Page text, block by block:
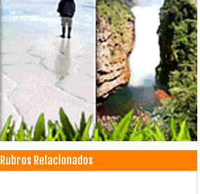
Rubros Relacionados